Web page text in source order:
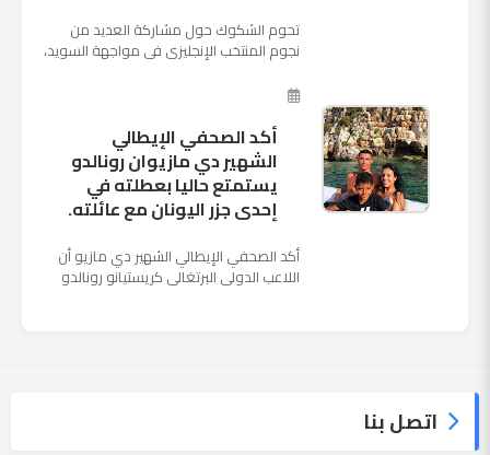
تحوم الشكوك حول مشاركة العديد من
نجوم المنتخب الإنجليزى فى مواجهة السويد،
ملعب "كوزموس آ...
أكد الصحفي الإيطالي
الشهير دي مازيوان رونالدو
يستمتع حاليا بعطلته في
إحدى جزر اليونان مع عائلته.
أكد الصحفي الإيطالي الشهير دي مازيو أن
اللاعب الدولي البرتغالي كريستيانو رونالدو
اتصل بنا